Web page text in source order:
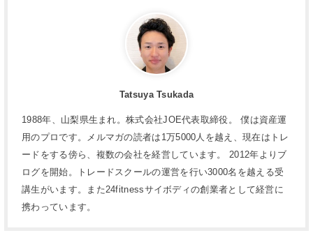
Tatsuya Tsukada
1988年、山梨県生まれ。株式会社JOE代表取締役。 僕は資産運
用のプロです。メルマガの読者は1万5000人を越え、現在はトレ
ードをする傍ら、複数の会社を経営しています。 2012年よりブ
ログを開始。トレードスクールの運営を行い3000名を越える受
講生がいます。また24fitnessサイボディの創業者として経営に
携わっています。